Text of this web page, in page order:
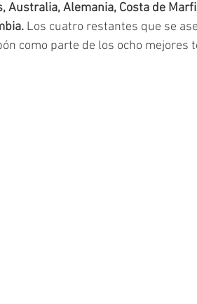
Australia, Alemania, Costa de
Los cuatro restantes que se
como parte de los ocho mejores